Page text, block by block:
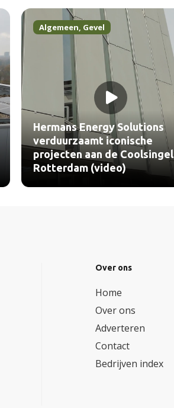
Algemeen, Gevel
Hermans Energy Solutions
verduurzaamt iconische
projecten aan de Coolsingel
Rotterdam (video)
Over ons
Home
Over ons
Adverteren
Contact
Bedrijven index